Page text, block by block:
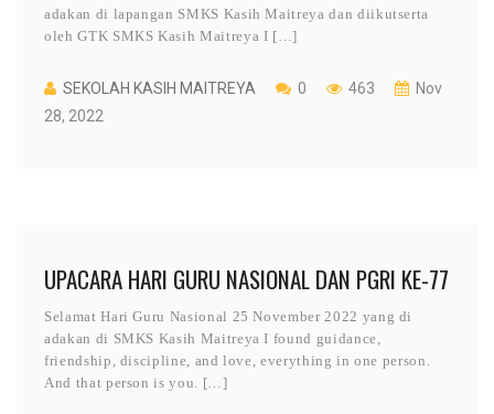
adakan di lapangan SMKS Kasih Maitreya dan diikutserta
oleh GTK SMKS Kasih Maitreya I […]
SEKOLAH KASIH MAITREYA 0 463
Nov
28, 2022
UPACARA HARI GURU NASIONAL DAN PGRI KE-77
Selamat Hari Guru Nasional 25 November 2022 yang di
adakan di SMKS Kasih Maitreya I found guidance,
friendship, discipline, and love, everything in one person.
And that person is you. […]